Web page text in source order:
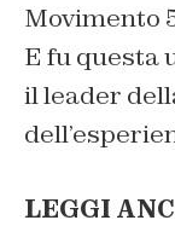
Movimento
E fu questa
il leader
LEGGI